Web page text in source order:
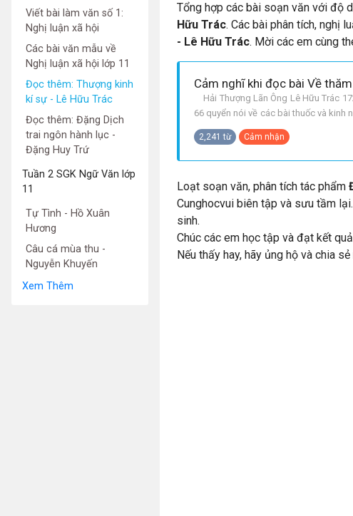
Viết bài làm văn số 1:
Nghị luận xã hội
Các bài văn mẫu về
Nghị luận xã hội lớp 11
Đọc thêm: Thượng kinh
kí sự - Lê Hữu Trác
Đọc thêm: Đặng Dịch
trai ngôn hành lục -
Đặng Huy Trứ
Tuần 2 SGK Ngữ Văn lớp
11
Tự Tình - Hồ Xuân
Hương
Câu cá mùa thu -
Nguyễn Khuyến
Xem Thêm
Tổng hợp các bài soạn văn với độ
Hữu Trác. Các bài phân tích, nghị
- Lê Hữu Trác. Mời các em cùng
Hải Thượng Lãn Ông Lê Hữu Trác
66 quyển nói về các bài thuốc và kinh
đặc sắc mang tựa đề Thượng kinh kí
2,241 từ Cảm nhận
Loạt soạn văn, phân tích tác phẩm
Cunghocvui biên tập và sưu tầm
sinh.
Chúc các em học tập và đạt kết
Nếu thấy hay, hãy ủng hộ và chia sẻ